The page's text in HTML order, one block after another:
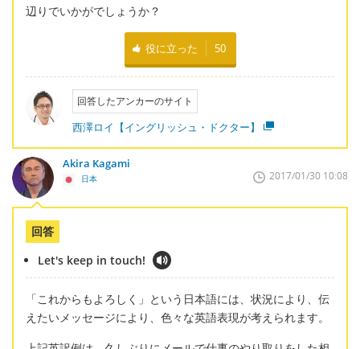
辺りでいかがでしょうか？
役に立った 50
回答したアンカーのサイト
西澤ロイ【イングリッシュ・ドクター】
Akira Kagami
日本 2017/01/30 10:08
回答
Let's keep in touch!
「これからもよろしく」という日本語には、状況により、伝
えたいメッセージにより、色々な英語表現が考えられます。